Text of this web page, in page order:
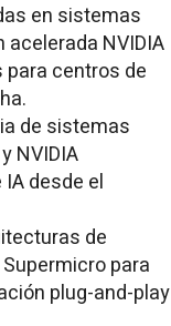
en sistemas
NVIDIA
centros de
de sistemas
NVIDIA
desde el
de
para
plug-and-play